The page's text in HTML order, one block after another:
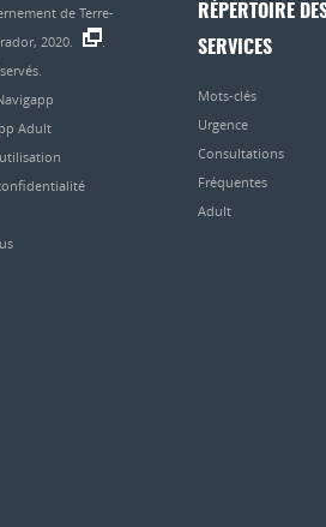
de Terre-
2020.
Adult
RÉPERTOIRE
SERVICES
Mots-clés
Urgence
Consultations
Fréquentes
Adult